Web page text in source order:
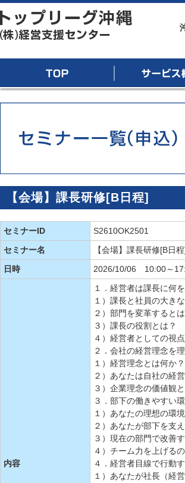
【会場】課長研修[B日程]
セミナーID
S2610OK2501
セミナー名
【会場】課長研修[B日
日時
2026/10/06 10:00～
内容
１．経営者は課長に何
１）課長と社員の大き
２）部門を変革すると
３）課長の役割とは？
４）経営者としての視
２．会社の経営理念を
１）経営理念とは何か
２）あなたは自社の経
３）企業理念の価値観
３．部下の働きやすい
１）あなたの理想の環
２）あなたが部下を支
３）現在の部門で改善
４）チーム力を上げる
４．経営者目線で行動
１）あなたが社長（経